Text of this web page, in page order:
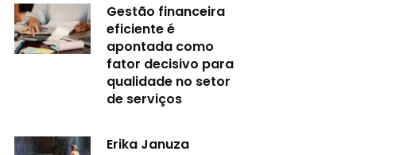
Gestão financeira
eficiente é
apontada como
fator decisivo para
qualidade no setor
de serviços
Erika Januza